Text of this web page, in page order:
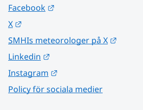
Facebook
X
SMHIs meteorologer på X
Linkedin
Instagram
Policy för sociala medier